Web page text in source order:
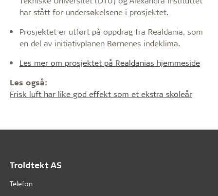
har stått for undersøkelsene i prosjektet.
Prosjektet er utført på oppdrag fra Realdania, som
en del av initiativplanen Børnenes indeklima.
Les mer om prosjektet på Realdanias hjemmeside
Les også:
Frisk luft har like god effekt som et ekstra skoleår
Troldtekt AS
Telefon